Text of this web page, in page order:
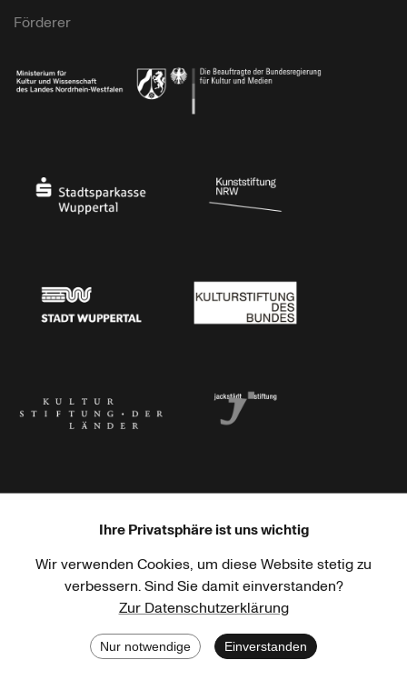
Förderer
Haus der Kulturen der Welt Goethe-Institut
Ihre Privatsphäre ist uns wichtig
Wir verwenden Cookies, um diese Website stetig zu
verbessern. Sind Sie damit einverstanden?
Zur Datenschutzerklärung
Nur notwendige Einverstanden